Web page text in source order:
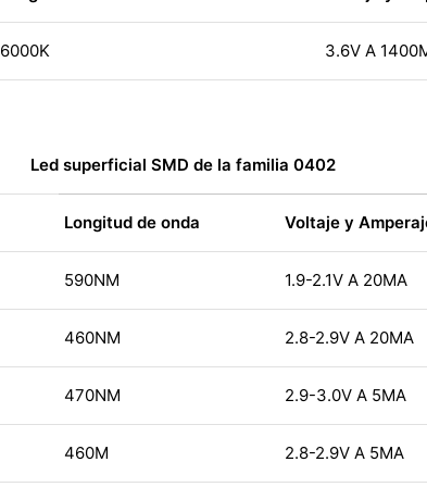
6000K 3.6V A
Led superficial SMD de la familia 0402
Longitud de onda Voltaje y
590NM 1.9-2.1V A 20MA
460NM 2.8-2.9V A 20MA
470NM 2.9-3.0V A 5MA
460M 2.8-2.9V A 5MA